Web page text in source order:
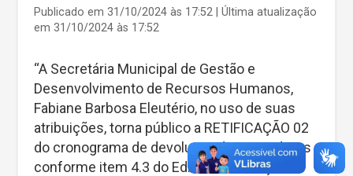
Publicado em 31/10/2024 às 17:52 | Última atualização
em 31/10/2024 às 17:52
“A Secretária Municipal de Gestão e
Desenvolvimento de Recursos Humanos,
Fabiane Barbosa Eleutério, no uso de suas
atribuições, torna público a RETIFICAÇÃO 02
do cronograma de devolutiva dos servidores
conforme item 4.3 do Edital de Avaliação